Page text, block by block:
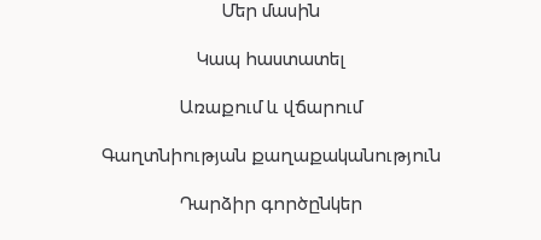
Մեր մասին
Կապ հաստատել
Առաքում և վճարում
Գաղտնիության քաղաքականություն
Դարձիր գործընկեր